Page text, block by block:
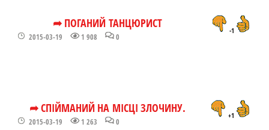
➦ ПОГАНИЙ ТАНЦЮРИСТ
2015-03-19 1 908 0
-1
➦ СПІЙМАНИЙ НА МІСЦІ ЗЛОЧИНУ.
2015-03-19 1 263 0
+1